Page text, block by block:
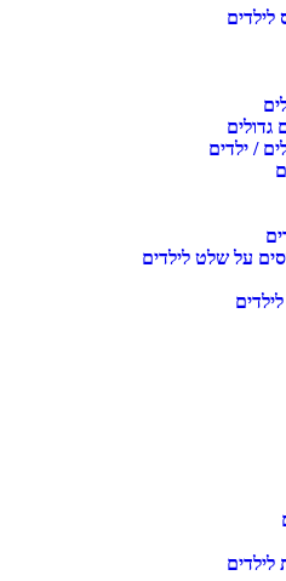
לילדים
גדולים
/ ילדים
על שלט לילדים
לילדים